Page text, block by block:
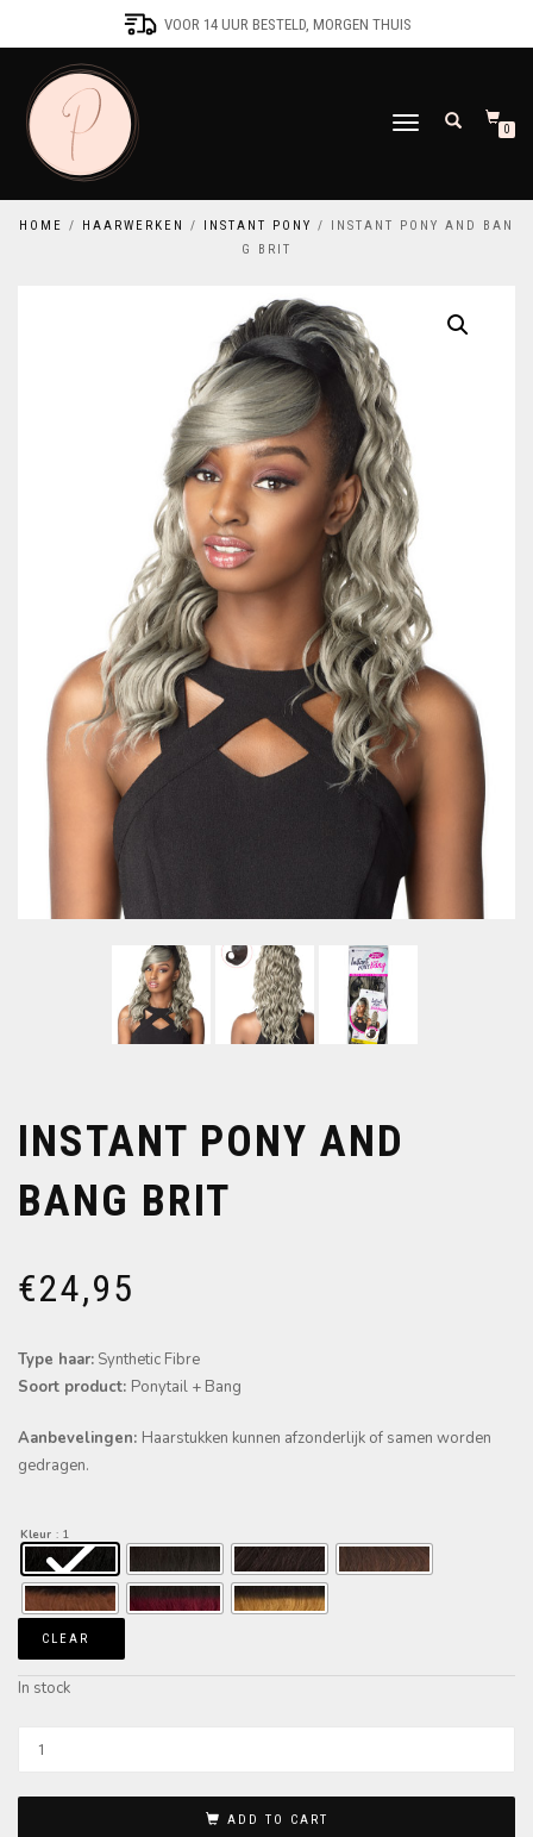
VOOR 14 UUR BESTELD, MORGEN THUIS
SCHAKEL
0
HOME / HAARWERKEN / INSTANT PONY / INSTANT PONY AND BAN
G BRIT
INSTANT PONY AND
BANG BRIT
€24,95
Type haar: Synthetic Fibre
Soort product: Ponytail + Bang
Aanbevelingen: Haarstukken kunnen afzonderlijk of samen worden
gedragen.
Kleur : 1
CLEAR
In stock
ADD TO CART